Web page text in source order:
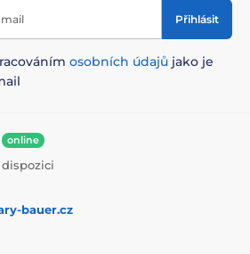
Přihlásit
osobních údajů jako je
online
bauer.cz